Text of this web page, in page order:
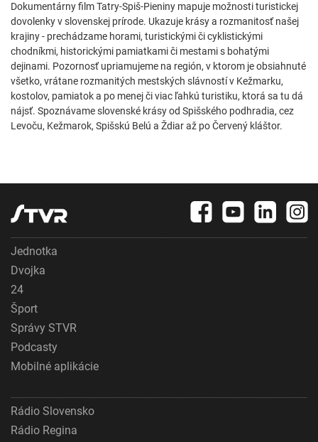
Dokumentárny film Tatry-Spiš-Pieniny mapuje možnosti turistickej
dovolenky v slovenskej prírode. Ukazuje krásy a rozmanitosť našej
krajiny - prechádzame horami, turistickými či cyklistickými
chodníkmi, historickými pamiatkami či mestami s bohatými
dejinami. Pozornosť upriamujeme na región, v ktorom je obsiahnuté
všetko, vrátane rozmanitých mestských slávností v Kežmarku,
kostolov, pamiatok a po menej či viac ľahkú turistiku, ktorá sa tu dá
nájsť. Spoznávame slovenské krásy od Spišského podhradia, cez
Levoču, Kežmarok, Spišskú Belú a Ždiar až po Červený kláštor.
Jednotka
Dvojka
24
Šport
Správy STVR
Podcasty
Mobilné aplikácie
Rádio Slovensko
Rádio Regina